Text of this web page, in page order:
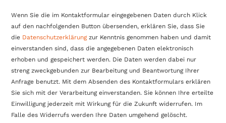
Wenn Sie die im Kontaktformular eingegebenen Daten durch Klick
auf den nachfolgenden Button übersenden, erklären Sie, dass Sie
die Datenschutzerklärungzur Kenntnis genommen haben und damit
einverstanden sind, dass die angegebenen Daten elektronisch
erhoben und gespeichert werden. Die Daten werden dabei nur
streng zweckgebunden zur Bearbeitung und Beantwortung Ihrer
Anfrage benutzt. Mit dem Absenden des Kontaktformulars erklären
Sie sich mit der Verarbeitung einverstanden. Sie können Ihre erteilte
Einwilligung jederzeit mit Wirkung für die Zukunft widerrufen. Im
Falle des Widerrufs werden Ihre Daten umgehend gelöscht.